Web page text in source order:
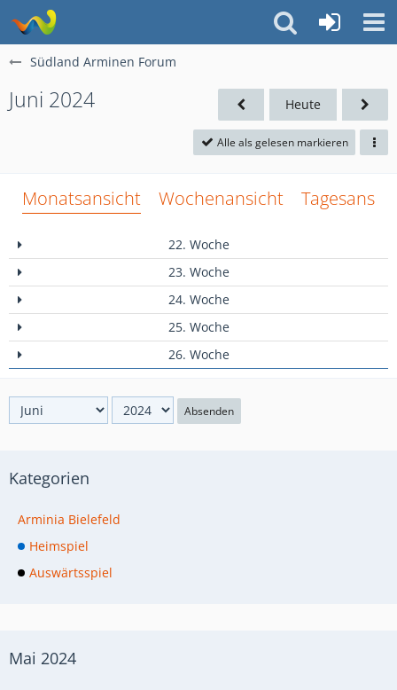
Südland Arminen Forum
Juni 2024 Heute
Alle als gelesen markieren
Monatsansicht Wochenansicht
22. Woche
23. Woche
24. Woche
25. Woche
26. Woche
Absenden
Kategorien
Arminia Bielefeld
Heimspiel
Auswärtsspiel
Mai 2024